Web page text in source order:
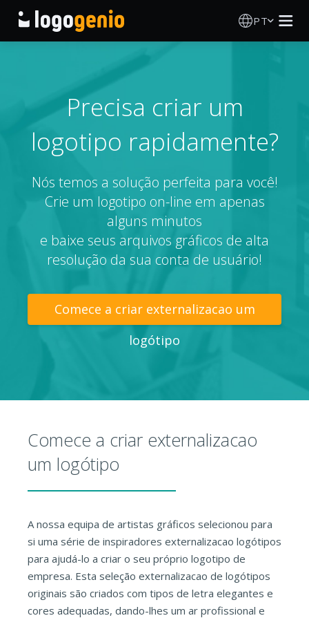
PT
Gerador de logótipos IA
Ideias de logótipos
Produtos impressos
Sobre
Blog
INICIAR SESSÃO
Precisa criar um
logotipo rapidamente?
Nós temos a solução perfeita para você!
Crie um logotipo on-line em apenas
alguns minutos
e baixe seus arquivos gráficos de alta
resolução da sua conta de usuário!
Comece a criar externalizacao um
logótipo
Comece a criar externalizacao
um logótipo
A nossa equipa de artistas gráficos selecionou para
si uma série de inspiradores externalizacao logótipos
para ajudá-lo a criar o seu próprio logotipo de
empresa. Esta seleção externalizacao de logótipos
originais são criados com tipos de letra elegantes e
cores adequadas, dando-lhes um ar profissional e